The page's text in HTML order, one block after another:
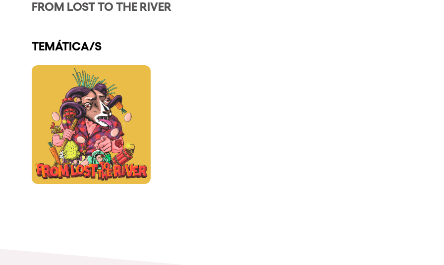
Our Creative World
Music
Sostenibilidad
Quienes somos
¿Quieres trabajar con nosotros?
FROM LOST TO THE RIVER
TEMÁTICA/S